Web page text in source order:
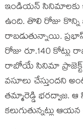
ఇండియ‌న్ సినిమాల‌కు
ఉంది. తొలి రోజు కొన్ని
రాబ‌డుతున్నాయి.
రోజు రూ.140 కోట్లు
రాబోయే సినిమా ప్రాజెక్ట్
వ‌సూలు చేస్తుంద‌ని
త‌మ్మారెడ్డి భ‌ర‌ద్వాజ‌.
క‌లుగుతున్న‌ట్లు